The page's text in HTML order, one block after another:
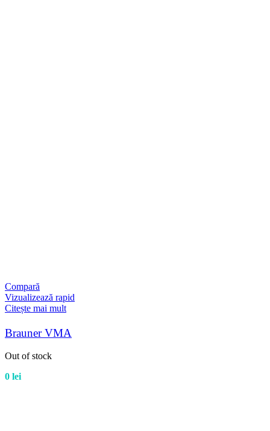
Compară
Vizualizează rapid
Citește mai mult
Brauner VMA
Out of stock
0 lei